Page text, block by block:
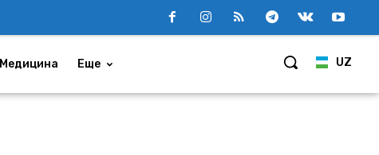
UZ
Медицина Еще